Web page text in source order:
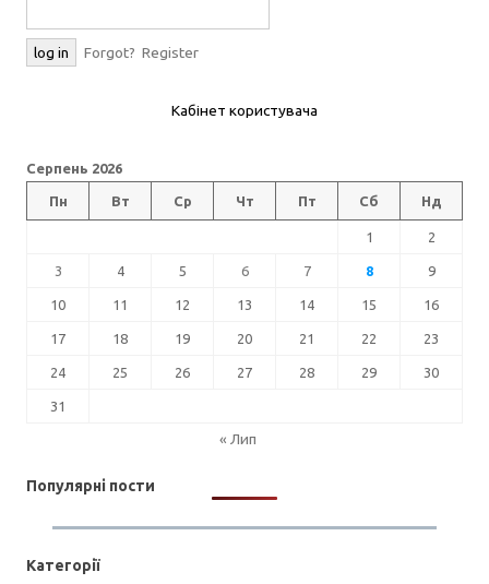
Forgot? Register
Кабінет користувача
Серпень 2026
Пн Вт Ср Чт Пт Сб Нд
1 2
3 4 5 6 7 8 9
10 11 12 13 14 15 16
17 18 19 20 21 22 23
24 25 26 27 28 29 30
31
« Лип
Популярні пости
Категорії